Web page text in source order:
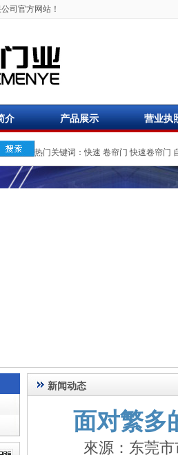
司官方网站！
介 产品展示 营业执
热门关键词：快速 卷帘门 快速卷帘门
新闻动态
面对繁多
來源：东莞